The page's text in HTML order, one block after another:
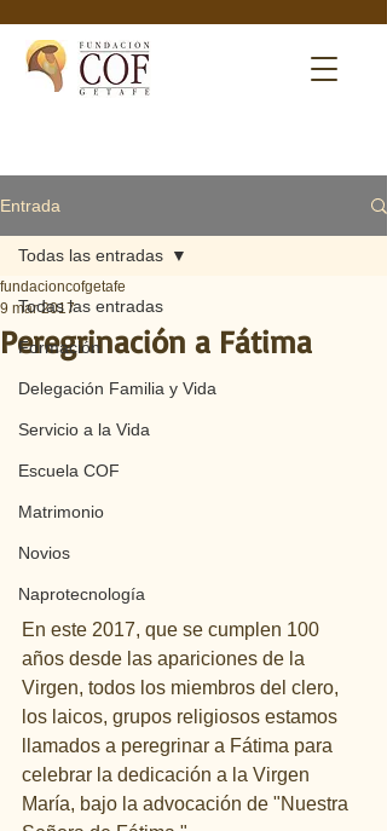
Entrada
Todas las entradas
Formación
Delegación Familia y Vida
Servicio a la Vida
Escuela COF
Matrimonio
Novios
Naprotecnología
Todas las entradas
Peregrinación a Fátima
fundacioncofgetafe
9 mar 2017
En este 2017, que se cumplen 100
años desde las apariciones de la
Virgen, todos los miembros del clero,
los laicos, grupos religiosos estamos
llamados a peregrinar a Fátima para
celebrar la dedicación a la Virgen
María, bajo la advocación de "Nuestra